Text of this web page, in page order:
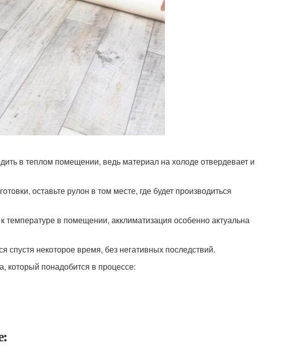
в теплом помещении, ведь материал на холоде отвердевает и
оставьте рулон в том месте, где будет производиться
температуре в помещении, акклиматизация особенно актуальна
спустя некоторое время, без негативных последствий.
который понадобится в процессе: